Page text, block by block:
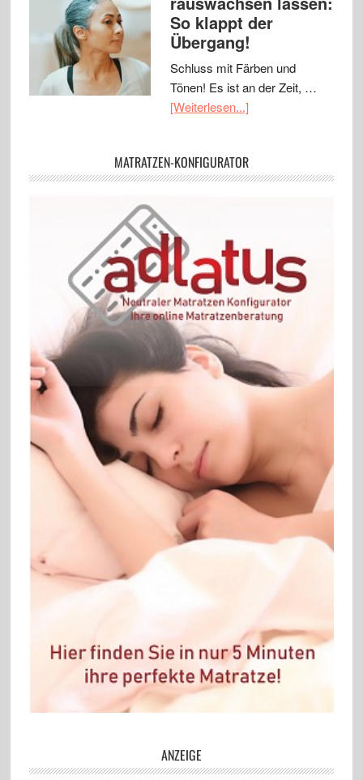
So klappt der
Übergang!
Schluss mit Färben und
Tönen! Es ist an der Zeit, …
[Weiterlesen...]
MATRATZEN-KONFIGURATOR
ANZEIGE